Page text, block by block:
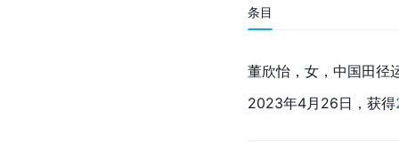
条目
董欣怡，女，中国田径
2023年4月26日，获得